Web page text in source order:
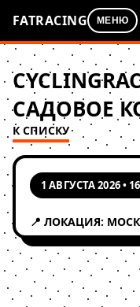
FATRACING МЕНЮ
САДОВОЕ
К СПИСКУ
1 АВГУСТА 2026 •
📍 ЛОКАЦИЯ: